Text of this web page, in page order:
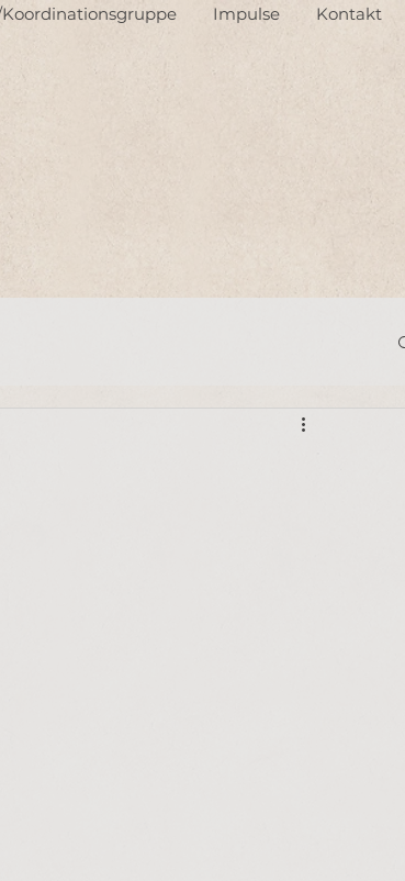
Impulse Kontakt